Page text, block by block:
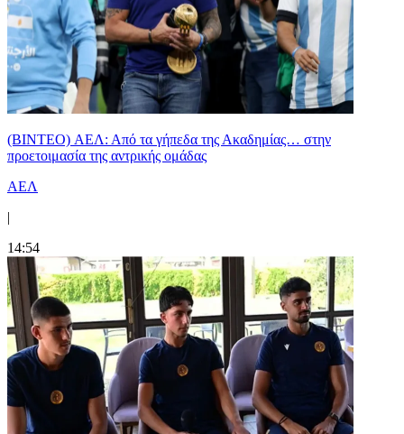
(BINTEO) ΑΕΛ: Από τα γήπεδα της Ακαδημίας… στην
προετοιμασία της αντρικής ομάδας
ΑΕΛ
|
14:54